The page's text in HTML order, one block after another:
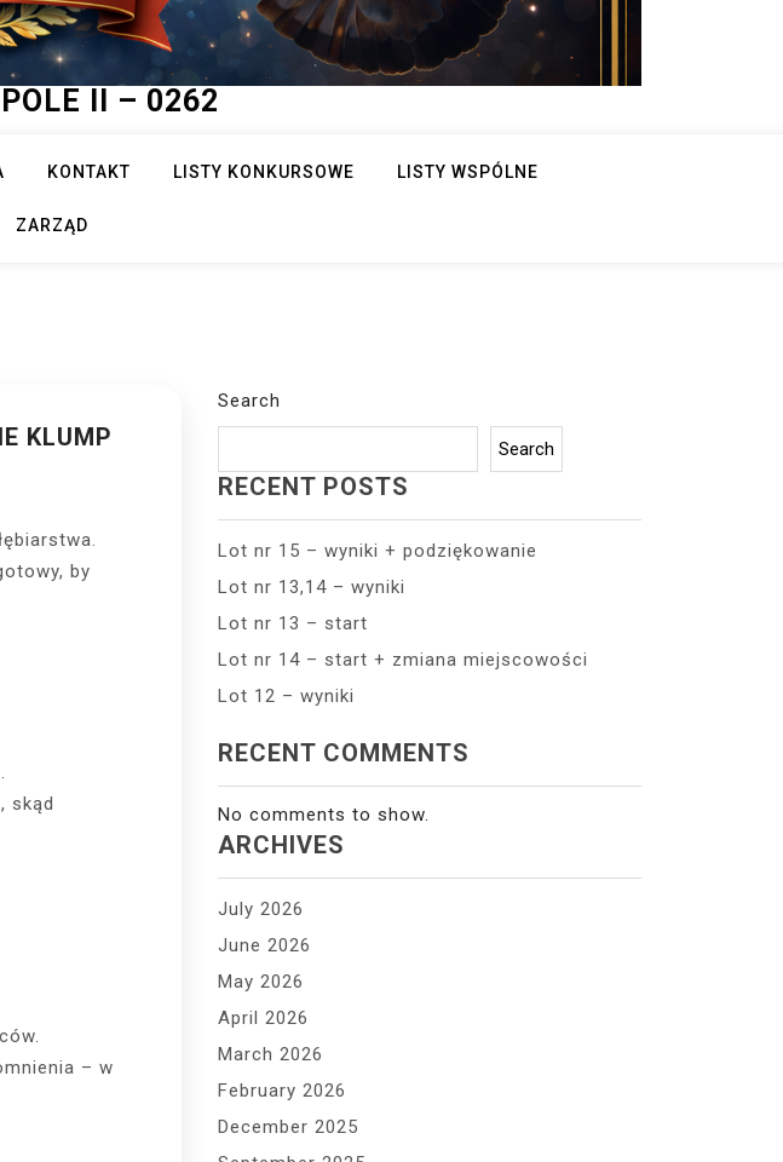
II – 0262
KONTAKT LISTY KONKURSOWE LISTY WSPÓLNE
ZARZĄD
KLUMP
by
skąd
– w
Search
Search
RECENT POSTS
Lot nr 15 – wyniki + podziękowanie
Lot nr 13,14 – wyniki
Lot nr 13 – start
Lot nr 14 – start + zmiana miejscowości
Lot 12 – wyniki
RECENT COMMENTS
No comments to show.
ARCHIVES
July 2026
June 2026
May 2026
April 2026
March 2026
February 2026
December 2025